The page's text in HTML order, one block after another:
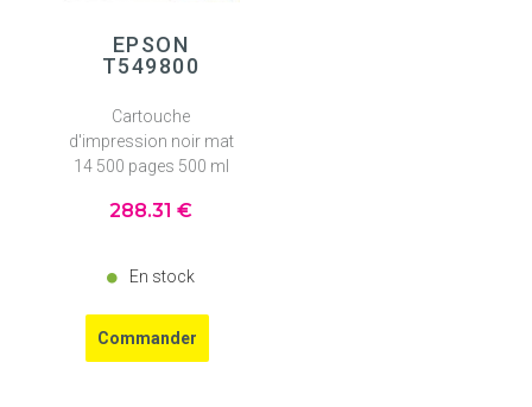
EPSON
T549800
Cartouche
d'impression noir mat
14 500 pages 500 ml
288.31 €
En stock